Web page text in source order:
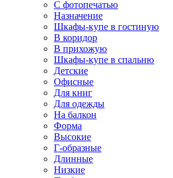
С фотопечатью
Назначение
Шкафы-купе в гостиную
В коридор
В прихожую
Шкафы-купе в спальню
Детские
Офисные
Для книг
Для одежды
На балкон
Форма
Высокие
Г-образные
Длинные
Низкие